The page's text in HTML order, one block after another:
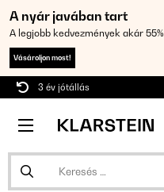
A nyár javában tart
A legjobb kedvezmények akár 55%
Vásároljon most!
3 év jótállás